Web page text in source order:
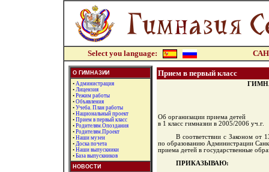
Select you language:
О ГИМНАЗИИ
• Администрация
• Лицензия
• Режим работы
• Объявления
• Учеба. План работы
• Национальный проект
• Прием в первый класс
• Родителям.Опоздания
• Родителям.Проект
• Наши музеи
• Доска почета
• Наши выпускники
• База выпускников
НОВОСТИ
Прием в первый класс
Об организации приема детей
в 1 класс гимназии в 2005/2006 уч.г.
В соответствии с Законом от
по образованию Администрации
приема детей в государственные
ПРИКАЗЫВАЮ: